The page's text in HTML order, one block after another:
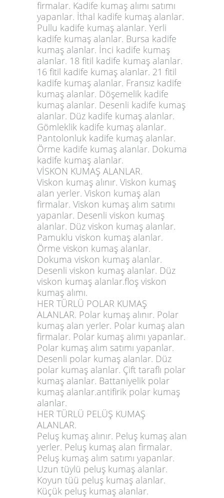
firmalar. Kadife kumaş alımı satımı
yapanlar. İthal kadife kumaş alanlar.
Pullu kadife kumaş alanlar. Yerli
kadife kumaş alanlar. Bursa kadife
kumaş alanlar. İnci kadife kumaş
alanlar. 18 fitil kadife kumaş alanlar.
16 fitil kadife kumaş alanlar. 21 fitil
kadife kumaş alanlar. Fransız kadife
kumaş alanlar. Döşemelik kadife
kumaş alanlar. Desenli kadife kumaş
alanlar. Düz kadife kumaş alanlar.
Gömleklik kadife kumaş alanlar.
Pantolonluk kadife kumaş alanlar.
Örme kadife kumaş alanlar. Dokuma
kadife kumaş alanlar.
VİSKON KUMAŞ ALANLAR.
Viskon kumaş alınır. Viskon kumaş
alan yerler. Viskon kumaş alan
firmalar. Viskon kumaş alım satımı
yapanlar. Desenli viskon kumaş
alanlar. Düz viskon kumaş alanlar.
Pamuklu viskon kumaş alanlar.
Örme viskon kumaş alanlar.
Dokuma viskon kumaş alanlar.
Desenli viskon kumaş alanlar. Düz
viskon kumaş alanlar.floş viskon
kumaş alımı.
HER TÜRLÜ POLAR KUMAŞ
ALANLAR. Polar kumaş alınır. Polar
kumaş alan yerler. Polar kumaş alan
firmalar. Polar kumaş alımı yapanlar.
Polar kumaş alım satımı yapanlar.
Desenli polar kumaş alanlar. Düz
polar kumaş alanlar. Çift taraflı polar
kumaş alanlar. Battaniyelik polar
kumaş alanlar.antifirik polar kumaş
alanlar.
HER TÜRLÜ PELÜŞ KUMAŞ
ALANLAR.
Peluş kumaş alınır. Peluş kumaş alan
yerler. Peluş kumaş alan firmalar.
Peluş kumaş alım satımı yapanlar.
Uzun tüylü peluş kumaş alanlar.
Koyun tüü peluş kumaş alanlar.
Küçük peluş kumaş alanlar.